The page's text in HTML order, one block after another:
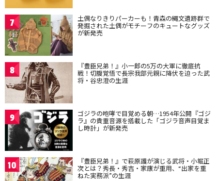
7 土偶なりきりパーカーも！青森の縄文遺跡群で
発掘された土偶がモチーフのキュートなグッズ
が新発売
8 『豊臣兄弟！』小一郎の5万の大軍に徹底抗
戦！切腹覚悟で長宗我部元親に降伏を迫った武
将・谷忠澄の生涯
9 ゴジラの咆哮で目覚める朝…1954年公開『ゴジ
ラ』の貴重音源を搭載した「ゴジラ音声目覚ま
し時計」が新発売
10 『豊臣兄弟！』で萩原護が演じる武将・小堀正
次とは？秀長・秀吉・家康が重用、“出家を重
ねた実務派”の生涯